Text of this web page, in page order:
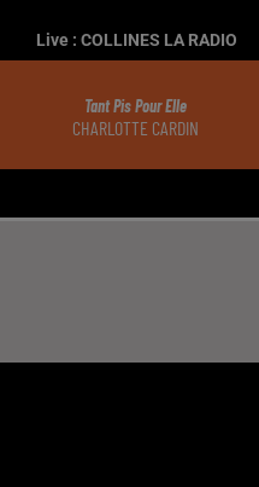
Live : COLLINES LA RADIO
Tant Pis Pour Elle
CHARLOTTE CARDIN